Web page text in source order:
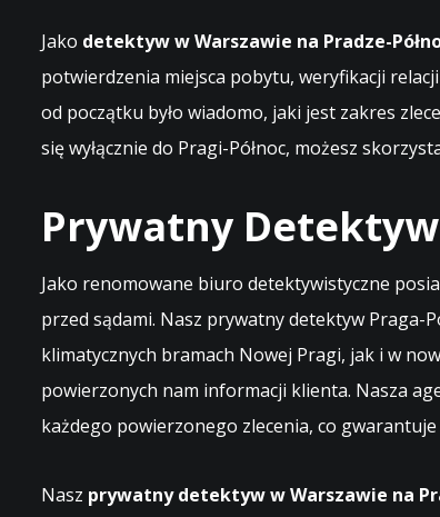
Jako detektyw w Warszawie na Pradze-
potwierdzenia miejsca pobytu, weryfikacji
od początku było wiadomo, jaki jest zakres
się wyłącznie do Pragi-Północ, możesz
Prywatny Detektyw
Jako renomowane biuro detektywistyczne
przed sądami. Nasz prywatny detektyw
klimatycznych bramach Nowej Pragi, jak i w
powierzonych nam informacji klienta. Nasza
każdego powierzonego zlecenia, co
Nasz prywatny detektyw w Warszawie na